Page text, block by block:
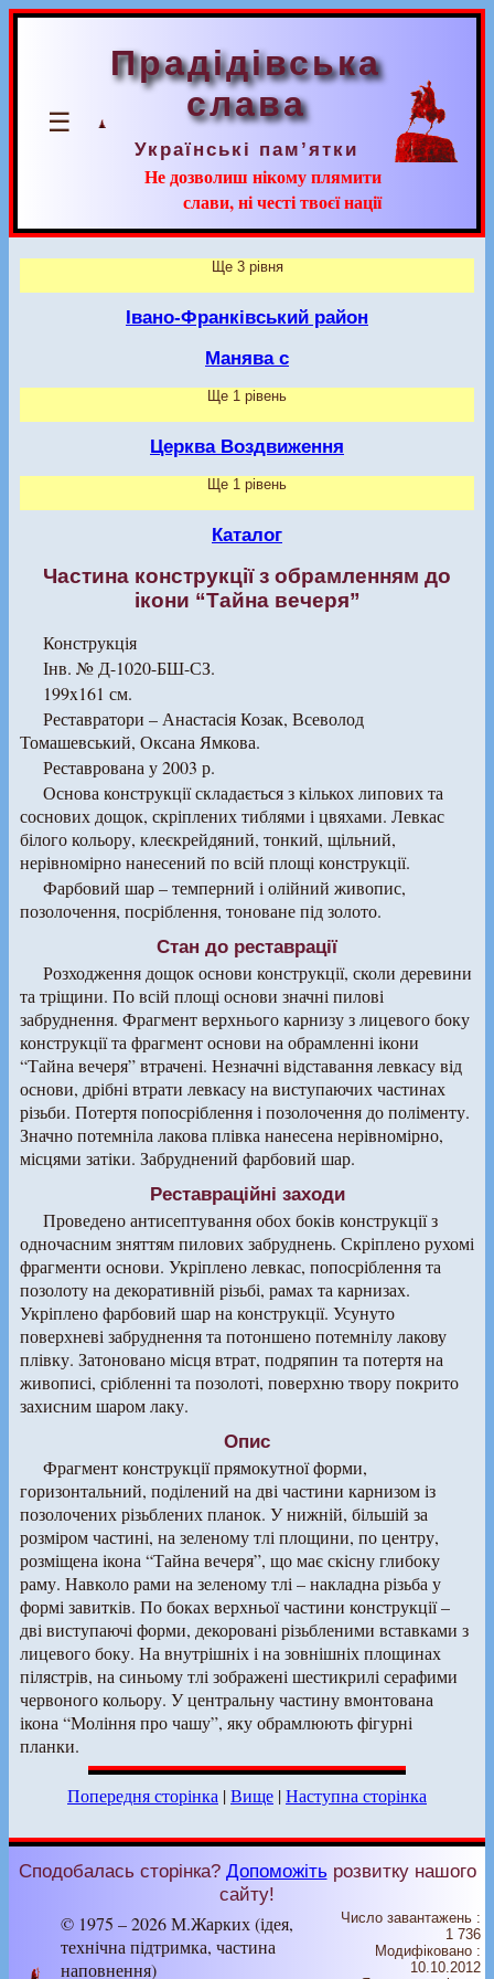
☰
Прадідівська
слава
Українські пам’ятки
Не дозволиш нікому плямити
слави, ні честі твоєї нації
Ще 3 рівня
Івано-Франківський район
Манява с
Ще 1 рівень
Церква Воздвиження
Ще 1 рівень
Каталог
Частина конструкції з обрамленням до
ікони “Тайна вечеря”
Конструкція
Інв. № Д-1020-БШ-СЗ.
199x161 см.
Реставратори – Анастасія Козак, Всеволод
Томашевський, Оксана Ямкова.
Реставрована у 2003 р.
Основа конструкції складається з кількох липових та
соснових дощок, скріплених тиблями і цвяхами. Левкас
білого кольору, клеєкрейдяний, тонкий, щільний,
нерівномірно нанесений по всій площі конструкції.
Фарбовий шар – темперний і олійний живопис,
позолочення, посріблення, тоноване під золото.
Стан до реставрації
Розходження дощок основи конструкції, сколи деревини
та тріщини. По всій площі основи значні пилові
забруднення. Фрагмент верхнього карнизу з лицевого боку
конструкції та фрагмент основи на обрамленні ікони
“Тайна вечеря” втрачені. Незначні відставання левкасу від
основи, дрібні втрати левкасу на виступаючих частинах
різьби. Потертя попосріблення і позолочення до поліменту.
Значно потемніла лакова плівка нанесена нерівномірно,
місцями затіки. Забруднений фарбовий шар.
Реставраційні заходи
Проведено антисептування обох боків конструкції з
одночасним зняттям пилових забруднень. Скріплено рухомі
фрагменти основи. Укріплено левкас, попосріблення та
позолоту на декоративній різьбі, рамах та карнизах.
Укріплено фарбовий шар на конструкції. Усунуто
поверхневі забруднення та потоншено потемнілу лакову
плівку. Затоновано місця втрат, подряпин та потертя на
живописі, срібленні та позолоті, поверхню твору покрито
захисним шаром лаку.
Опис
Фрагмент конструкції прямокутної форми,
горизонтальний, поділений на дві частини карнизом із
позолочених різьблених планок. У нижній, більшій за
розміром частині, на зеленому тлі площини, по центру,
розміщена ікона “Тайна вечеря”, що має скісну глибоку
раму. Навколо рами на зеленому тлі – накладна різьба у
формі завитків. По боках верхньої частини конструкції –
дві виступаючі форми, декоровані різьбленими вставками з
лицевого боку. На внутрішніх і на зовнішніх площинах
пілястрів, на синьому тлі зображені шестикрилі серафими
червоного кольору. У центральну частину вмонтована
ікона “Моління про чашу”, яку обрамлюють фігурні
планки.
Попередня сторінка |Вище |Наступна сторінка
Сподобалась сторінка? Допоможіть розвитку нашого
сайту!
© 1975 – 2026 М.Жарких (ідея,
технічна підтримка, частина
наповнення)
Число завантажень :
1 736
Модифіковано :
10.10.2012